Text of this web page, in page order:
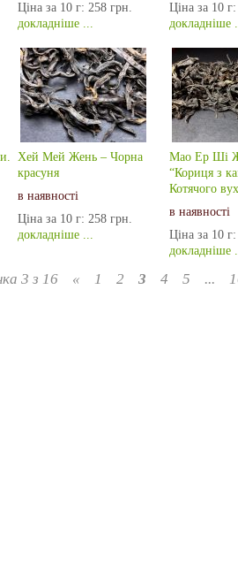
Ціна за 10 г: 258 грн.
докладніше ...
Ціна за 10 г:
докладніше
Хей Мей Жень – Чорна
красуня
в наявності
Ціна за 10 г: 258 грн.
докладніше ...
Мао Ер Ші
“Кориця з
Котячого
в наявності
Ціна за 10 г:
докладніше
3 з 16 « 1 2 3 4 5 ...